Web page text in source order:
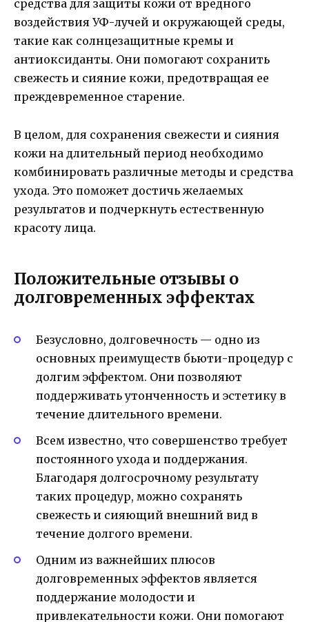
средства для защиты кожи от вредного
воздействия УФ-лучей и окружающей среды,
такие как солнцезащитные кремы и
антиоксиданты. Они помогают сохранить
свежесть и сияние кожи, предотвращая ее
преждевременное старение.
В целом, для сохранения свежести и сияния
кожи на длительный период необходимо
комбинировать различные методы и средства
ухода. Это поможет достичь желаемых
результатов и подчеркнуть естественную
красоту лица.
Положительные отзывы о
долговременных эффектах
Безусловно, долговечность — одно из
основных преимуществ бьюти-процедур с
долгим эффектом. Они позволяют
поддерживать утонченность и эстетику в
течение длительного времени.
Всем известно, что совершенство требует
постоянного ухода и поддержания.
Благодаря долгосрочному результату
таких процедур, можно сохранять
свежесть и сияющий внешний вид в
течение долгого времени.
Одним из важнейших плюсов
долговременных эффектов является
поддержание молодости и
привлекательности кожи. Они помогают